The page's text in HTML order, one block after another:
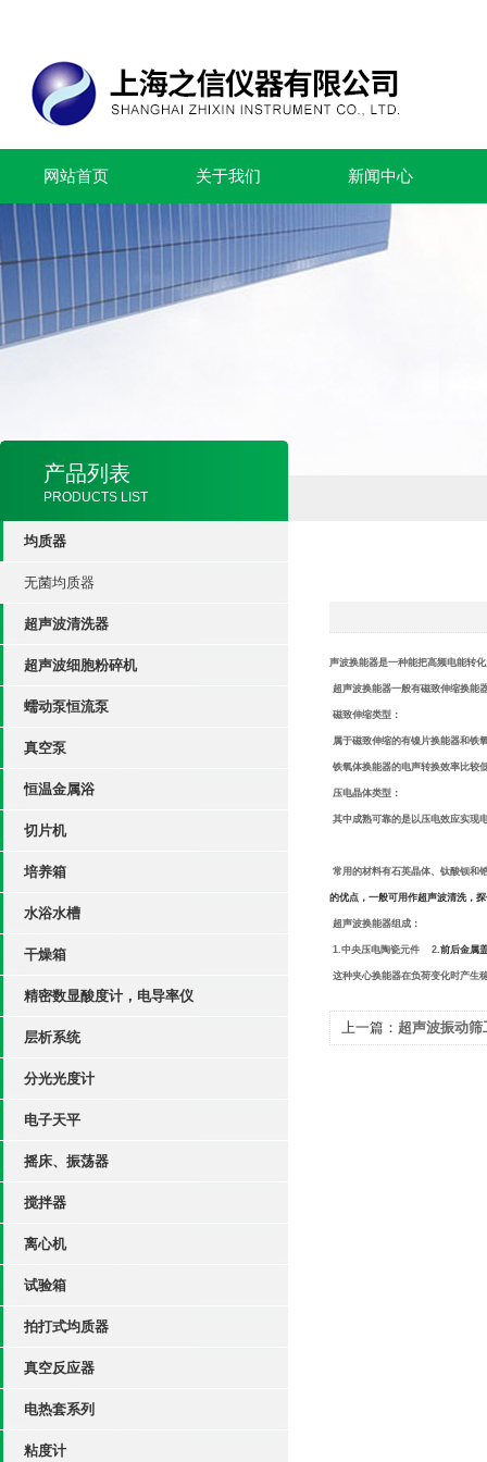
网站首页 关于我们 新闻中心
产品列表
PRODUCTS LIST
均质器
无菌均质器
超声波清洗器
超声波细胞粉碎机
蠕动泵恒流泵
真空泵
恒温金属浴
切片机
培养箱
水浴水槽
干燥箱
精密数显酸度计，电导率仪
层析系统
分光光度计
电子天平
摇床、振荡器
搅拌器
离心机
试验箱
拍打式均质器
真空反应器
电热套系列
粘度计
声波换能器是一种能把高频电能转
超声波换能器一般有磁致伸缩换能
磁致伸缩类型：
属于磁致伸缩的有镍片换能器和铁
铁氧体换能器的电声转换效率比较
压电晶体类型：
其中成熟可靠的是以压电效应实现
常用的材料有石英晶体、钛酸钡和
的优点，一般可用作超声波清洗，
超声波换能器组成：
1.中央压电陶瓷元件 2.前后金属
这种夹心换能器在负荷变化时产生
上一篇： 超声波振动筛